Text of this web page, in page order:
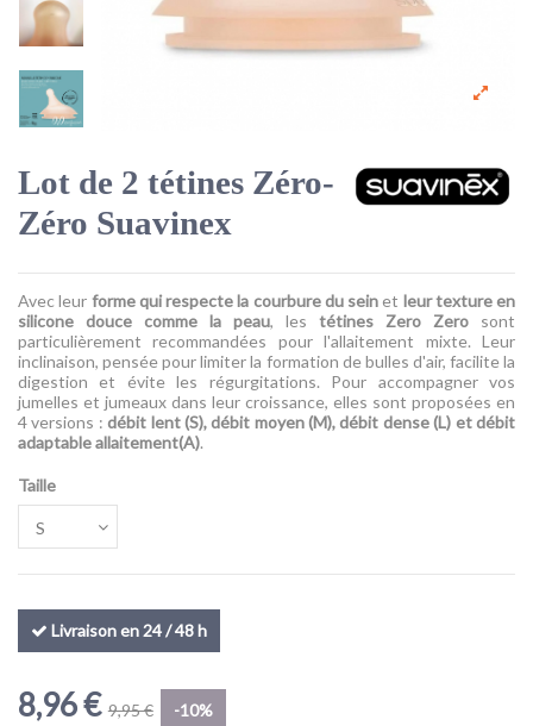
Lot de 2 tétines Zéro-
Zéro Suavinex
Avec leur forme qui respecte la courbure du sein et leur texture en
silicone douce comme la peau, les tétines Zero Zero sont
particulièrement recommandées pour l'allaitement mixte. Leur
inclinaison, pensée pour limiter la formation de bulles d'air, facilite la
digestion et évite les régurgitations. Pour accompagner vos
jumelles et jumeaux dans leur croissance, elles sont proposées en
4 versions : débit lent (S), débit moyen (M), débit dense (L) et débit
adaptable allaitement(A).
Taille
Livraison en 24 / 48 h
8,96 € 9,95 € -10%